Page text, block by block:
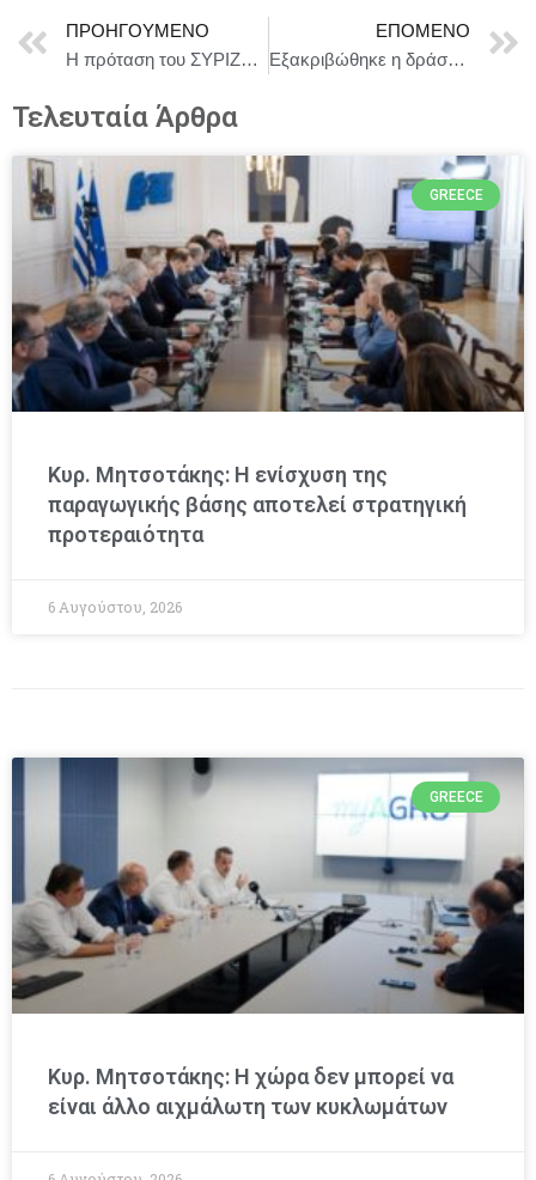
ΠΡΟΗΓΟΎΜΕΝΟ
H πρόταση του ΣΥΡΙΖΑ-ΠΣ για τη σύσταση Εθνικού Συμβουλίου Αγροτικής Πολιτικής με ευθύνη και εποπτεία της Βουλής
ΕΠΌΜΕΝΟ
Εξακριβώθηκε η δράση εγκληματικής ομάδας που ενεχόταν σε περιπτώσεις κλοπών σε βάρος γυναικών με την μέθοδο του εναγκαλισμού
Τελευταία Άρθρα
GREECE
Κυρ. Μητσοτάκης: Η ενίσχυση της
παραγωγικής βάσης αποτελεί στρατηγική
προτεραιότητα
6 Αυγούστου, 2026
GREECE
Κυρ. Μητσοτάκης: Η χώρα δεν μπορεί να
είναι άλλο αιχμάλωτη των κυκλωμάτων